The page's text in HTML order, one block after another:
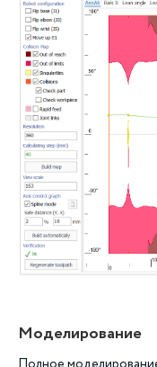
Моделирование
Полное